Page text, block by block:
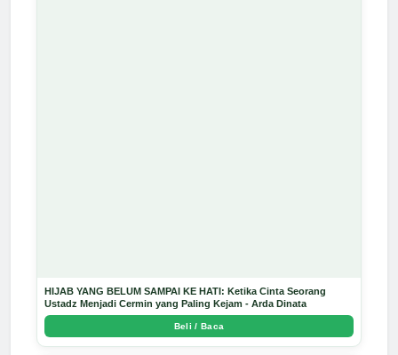
HIJAB YANG BELUM SAMPAI KE HATI: Ketika Cinta Seorang
Ustadz Menjadi Cermin yang Paling Kejam - Arda Dinata
Beli / Baca